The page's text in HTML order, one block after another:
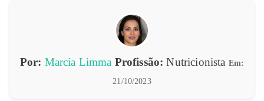
Por: Marcia Limma Profissão: Nutricionista Em:
21/10/2023